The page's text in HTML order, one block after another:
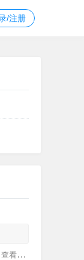
/注册
源码